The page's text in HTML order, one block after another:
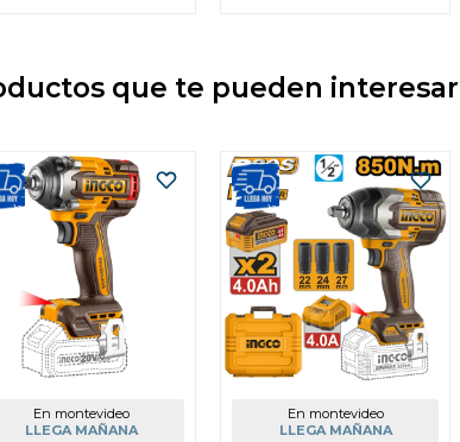
que te pueden interesar
En montevideo
LLEGA MAÑANA
En montevideo
LLEGA MAÑANA